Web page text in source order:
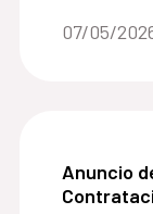
Date of the
07/05/
Anuncio
Anuncio